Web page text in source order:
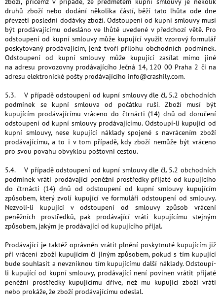
druhů zboží nebo dodání několika částí, běží tato lhůta ode dne
převzetí poslední dodávky zboží. Odstoupení od kupní smlouvy musí
být prodávajícímu odesláno ve lhůtě uvedené v předchozí větě. Pro
odstoupení od kupní smlouvy může kupující využit vzorový formulář
poskytovaný prodávajícím, jenž tvoří přílohu obchodních podmínek.
Odstoupení od kupní smlouvy může kupující zasílat mimo jiné
na adresu provozovny prodávajícího Ječná 14, 120 00 Praha 2 či na
adresu elektronické pošty prodávajícího info@crashily.com.
5.3. V případě odstoupení od kupní smlouvy dle čl. 5.2 obchodních
podmínek se kupní smlouva od počátku ruší. Zboží musí být
kupujícím prodávajícímu vráceno do čtrnácti (14) dnů od doručení
odstoupení od kupní smlouvy prodávajícímu. Odstoupí-li kupující od
kupní smlouvy, nese kupující náklady spojené s navrácením zboží
prodávajícímu, a to i v tom případě, kdy zboží nemůže být vráceno
pro svou povahu obvyklou poštovní cestou.
5.4. V případě odstoupení od kupní smlouvy dle čl. 5.2 obchodních
podmínek vrátí prodávající peněžní prostředky přijaté od kupujícího
do čtrnácti (14) dnů od odstoupení od kupní smlouvy kupujícím
způsobem, který zvolí kupující ve formuláři odstoupení od smlouvy.
Nezvolí-li kupující v odstoupení od smlouvy způsob vrácení
peněžních prostředků, pak prodávající vráti kupujícímu stejným
způsobem, jakým je prodávající od kupujícího přijal.
Prodávající je taktéž oprávněn vrátit plnění poskytnuté kupujícím již
při vrácení zboží kupujícím či jiným způsobem, pokud s tím kupující
bude souhlasit a nevzniknou tím kupujícímu další náklady. Odstoupí-
li kupující od kupní smlouvy, prodávající není povinen vrátit přijaté
peněžní prostředky kupujícímu dříve, než mu kupující zboží vrátí
nebo prokáže, že zboží prodávajícímu odeslal.